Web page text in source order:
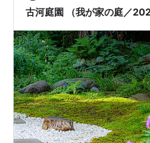
い。未だに迷う大人ではあるけ
古河庭園 （我が家の庭